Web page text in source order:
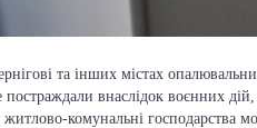
та інших містах
внаслідок воєнних
житлово-комунальні